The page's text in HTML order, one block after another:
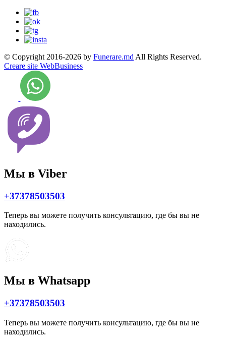
© Copyright 2016-2026 by Funerare.md All Rights Reserved.
Creare site WebBusiness
Мы в Viber
+37378503503
Теперь вы можете получить консультацию, где бы вы не
находились.
Мы в Whatsapp
+37378503503
Теперь вы можете получить консультацию, где бы вы не
находились.